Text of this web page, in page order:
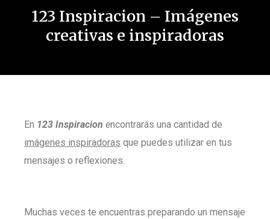
123 Inspiracion – Imágenes
creativas e inspiradoras
En 123 Inspiracion encontrarás una cantidad de
imágenes inspiradoras que puedes utilizar en tus
mensajes o reflexiones.
Muchas veces te encuentras preparando un mensaje